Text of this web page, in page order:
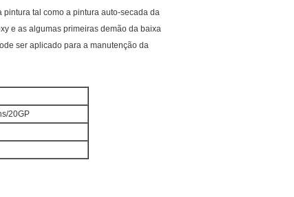
tal como a pintura auto-secada da
e as algumas primeiras demão da baixa
ser aplicado para a manutenção da
20GP